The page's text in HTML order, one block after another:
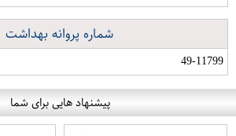
شماره پروانه بهداشت
49-11799
پیشنهاد هایی برای شما